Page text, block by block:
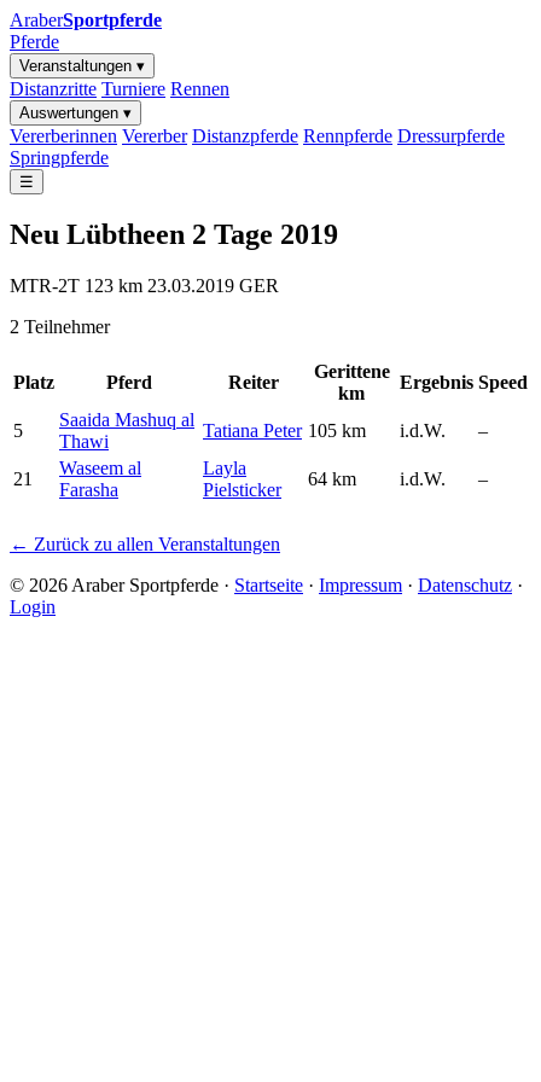
AraberSportpferde
Pferde
Veranstaltungen ▾
Distanzritte Turniere Rennen
Auswertungen ▾
Vererberinnen Vererber Distanzpferde Rennpferde Dressurpferde
Springpferde
☰
Neu Lübtheen 2 Tage 2019
MTR-2T 123 km 23.03.2019 GER
2 Teilnehmer
Platz Pferd Reiter
Gerittene
km
Ergebnis Speed
5
Saaida Mashuq al
Thawi
Tatiana Peter 105 km i.d.W. –
21
Waseem al
Farasha
Layla
Pielsticker
64 km i.d.W. –
← Zurück zu allen Veranstaltungen
© 2026 Araber Sportpferde · Startseite · Impressum · Datenschutz ·
Login